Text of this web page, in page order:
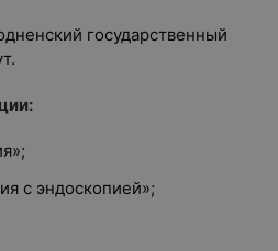
государственный
с эндоскопией»;